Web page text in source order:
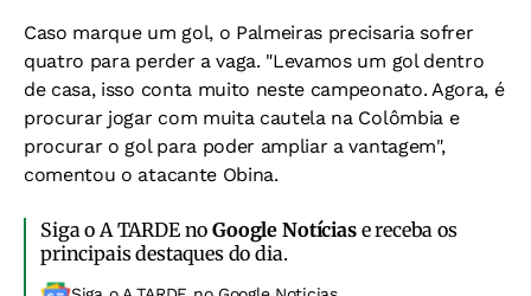
Caso marque um gol, o Palmeiras precisaria sofrer
quatro para perder a vaga. "Levamos um gol dentro
de casa, isso conta muito neste campeonato. Agora, é
procurar jogar com muita cautela na Colômbia e
procurar o gol para poder ampliar a vantagem",
comentou o atacante Obina.
Siga o A TARDE noGoogle Notíciase receba os
principais destaques do dia.